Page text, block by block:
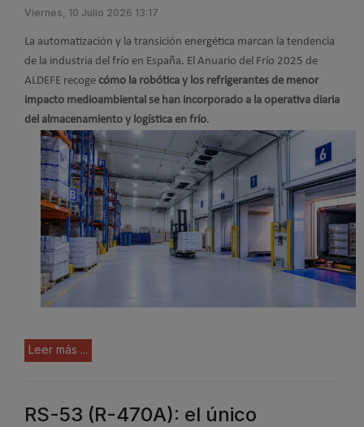
Viernes, 10 Julio 2026 13:17
La automatización y la transición energética marcan la tendencia
de la industria del frío en España. El Anuario del Frío 2025 de
ALDEFE recoge cómo la robótica y los refrigerantes de menor
impacto medioambiental se han incorporado a la operativa diaria
del almacenamiento y logística en frío.
Leer más ...
RS-53 (R-470A): el único